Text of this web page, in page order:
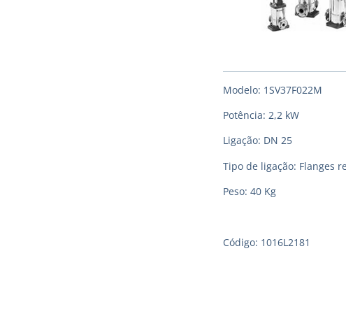
Modelo: 1SV37F022M
Potência: 2,2 kW
Ligação: DN 25
Tipo de ligação: Flanges
Peso: 40 Kg
Código: 1016L2181